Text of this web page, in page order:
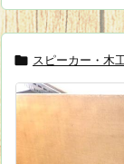
 スピーカー・木